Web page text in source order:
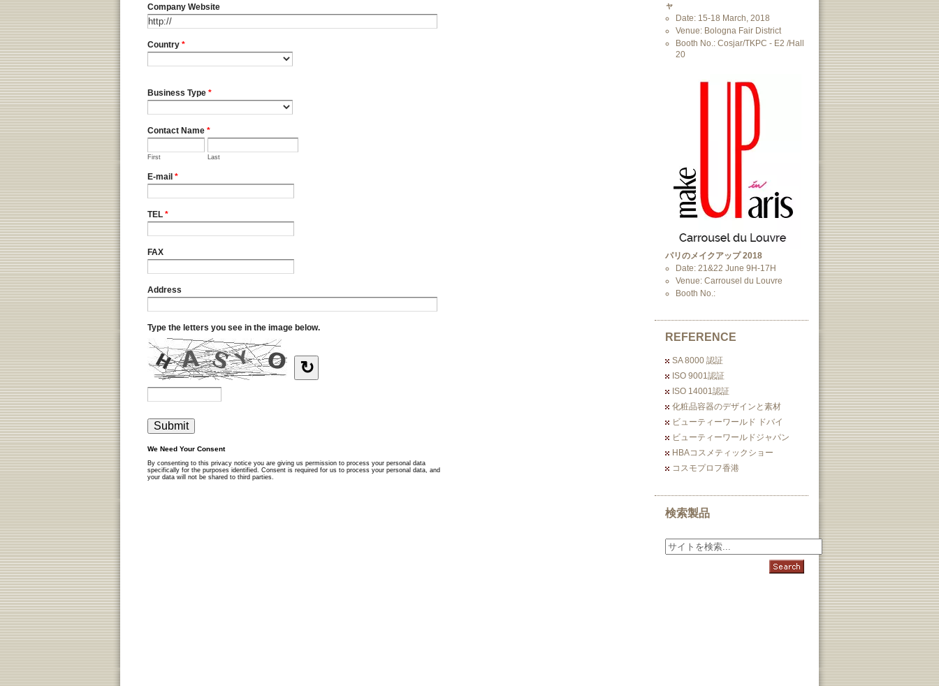
ャ
Date: 15-18 March, 2018
Venue: Bologna Fair District
Booth No.: Cosjar/TKPC - E2 /Hall
20
パリのメイクアップ 2018
Date: 21&22 June 9H-17H
Venue: Carrousel du Louvre
Booth No.:
REFERENCE
SA 8000 認証
ISO 9001認証
ISO 14001認証
化粧品容器のデザインと素材
ビューティーワールド ドバイ
ビューティーワールドジャパン
HBAコスメティックショー
コスモプロフ香港
検索製品